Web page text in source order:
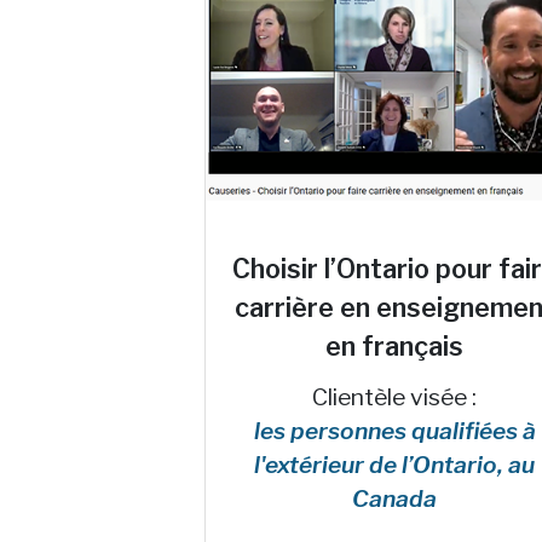
Choisir l’Ontario pour
carrière en
en français
Clientèle visée :
les personnes qualifiées à
l'extérieur de l’Ontario, au
Canada